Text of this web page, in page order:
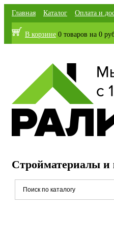
Главная Каталог Оплата и
В корзине 0 товаров на 0
Стройматериалы и